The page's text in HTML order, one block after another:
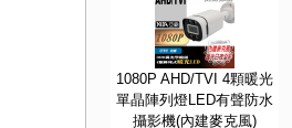
1080P AHD/TVI 4顆暖光
單晶陣列燈LED有聲防水
攝影機(內建麥克風)